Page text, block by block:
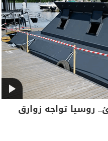
روسيا تواجه زوارق